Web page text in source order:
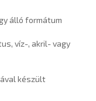
álló formátum
víz-, akril- vagy
készült